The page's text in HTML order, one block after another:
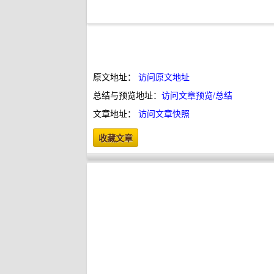
原文地址： 访问原文地址
总结与预览地址： 访问文章预览/总结
文章地址： 访问文章快照